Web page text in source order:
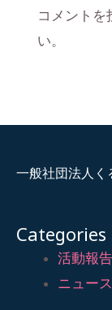
コメントを
い。
一般社団法人く
Categories
活動報告
ニュース